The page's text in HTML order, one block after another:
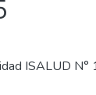
ISALUD